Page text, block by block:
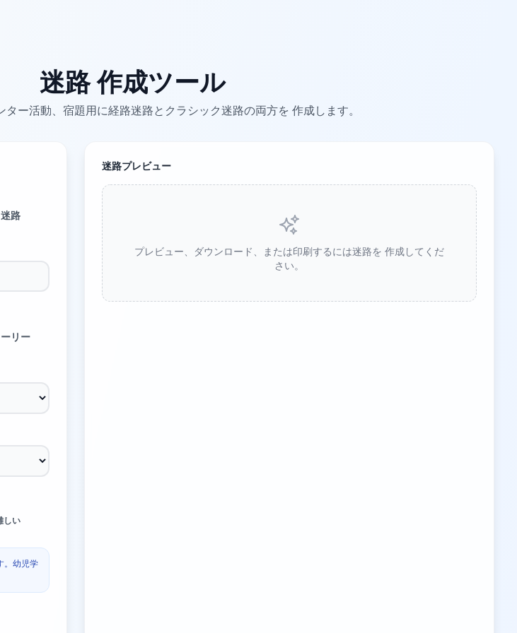
迷路 作成ツール
ター活動、宿題用に経路迷路とクラシック迷路の両方を 作成します。
路
リー
しい
。幼児学
迷路プレビュー
プレビュー、ダウンロード、または印刷するには迷路を 作成してくだ
さい。